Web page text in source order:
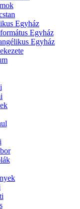
Egyház
Egyház
Egyház